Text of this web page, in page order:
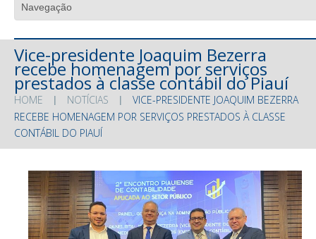
Vice-presidente Joaquim Bezerra
recebe homenagem por serviços
prestados à classe contábil do Piauí
HOME NOTÍCIAS
VICE-PRESIDENTE JOAQUIM BEZERRA
RECEBE HOMENAGEM POR SERVIÇOS PRESTADOS À CLASSE
CONTÁBIL DO PIAUÍ